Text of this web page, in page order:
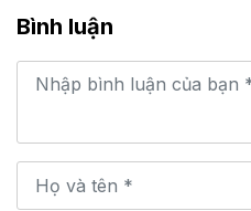
Bình luận